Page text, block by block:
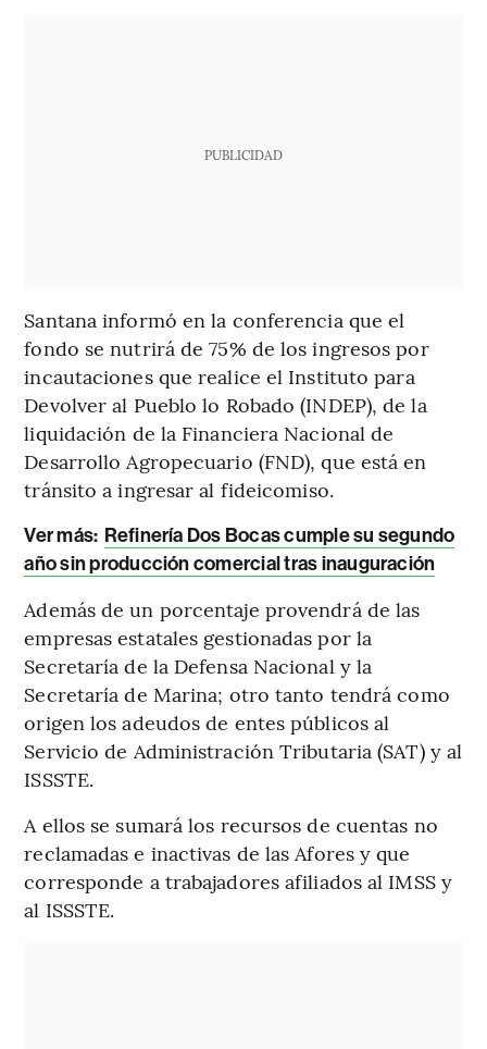
PUBLICIDAD
Santana informó en la conferencia que el
fondo se nutrirá de 75% de los ingresos por
incautaciones que realice el Instituto para
Devolver al Pueblo lo Robado (INDEP), de la
liquidación de la Financiera Nacional de
Desarrollo Agropecuario (FND), que está en
tránsito a ingresar al fideicomiso.
Ver más: Refinería Dos Bocas cumple su segundo
año sin producción comercial tras inauguración
Además de un porcentaje provendrá de las
empresas estatales gestionadas por la
Secretaría de la Defensa Nacional y la
Secretaría de Marina; otro tanto tendrá como
origen los adeudos de entes públicos al
Servicio de Administración Tributaria (SAT) y al
ISSSTE.
A ellos se sumará los recursos de cuentas no
reclamadas e inactivas de las Afores y que
corresponde a trabajadores afiliados al IMSS y
al ISSSTE.